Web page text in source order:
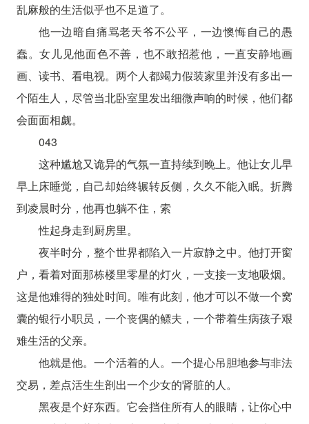
乱麻般的生活似乎也不足道了。
他一边暗自痛骂老天爷不公平，一边懊悔自己的愚
蠢。女儿见他面色不善，也不敢招惹他，一直安静地画
画、读书、看电视。两个人都竭力假装家里并没有多出一
个陌生人，尽管当北卧室里发出细微声响的时候，他们都
会面面相觑。
043
这种尴尬又诡异的气氛一直持续到晚上。他让女儿早
早上床睡觉，自己却始终辗转反侧，久久不能入眠。折腾
到凌晨时分，他再也躺不住，索
性起身走到厨房里。
夜半时分，整个世界都陷入一片寂静之中。他打开窗
户，看着对面那栋楼里零星的灯火，一支接一支地吸烟。
这是他难得的独处时间。唯有此刻，他才可以不做一个窝
囊的银行小职员，一个丧偶的鳏夫，一个带着生病孩子艰
难生活的父亲。
他就是他。一个活着的人。一个提心吊胆地参与非法
交易，差点活生生剖出一个少女的肾脏的人。
黑夜是个好东西。它会挡住所有人的眼睛，让你心中